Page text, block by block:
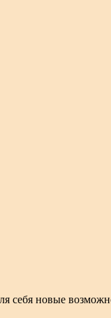
себя новые